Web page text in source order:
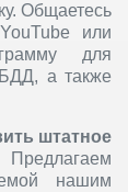
Общаетесь
или
для
а также
штатное
нашим